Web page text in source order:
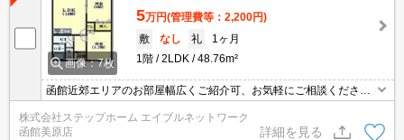
画像：7枚
5万円(管理費等：2,200円)
敷
なし 礼
1ヶ月
1階
2LDK 48.76m²
函館近郊エリアのお部屋幅広くご紹介可、お気軽にご相談くださ
い。スマホやPCなどでご自宅からオンライン内見可能です。バス・
トイレ別。照明器具付き。灯油FF。
株式会社ステップホーム エイブルネットワーク
函館美原店
詳細を見る